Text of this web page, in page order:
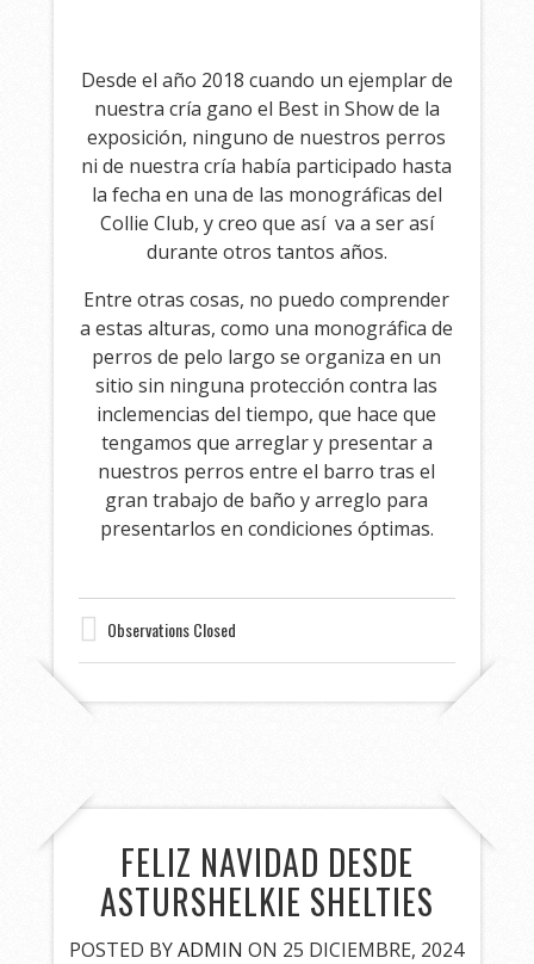
Desde el año 2018 cuando un ejemplar de
nuestra cría gano el Best in Show de la
exposición, ninguno de nuestros perros
ni de nuestra cría había participado hasta
la fecha en una de las monográficas del
Collie Club, y creo que así va a ser así
durante otros tantos años.
Entre otras cosas, no puedo comprender
a estas alturas, como una monográfica de
perros de pelo largo se organiza en un
sitio sin ninguna protección contra las
inclemencias del tiempo, que hace que
tengamos que arreglar y presentar a
nuestros perros entre el barro tras el
gran trabajo de baño y arreglo para
presentarlos en condiciones óptimas.
Observations Closed
FELIZ NAVIDAD DESDE
ASTURSHELKIE SHELTIES
POSTED BYADMIN ON 25 DICIEMBRE, 2024